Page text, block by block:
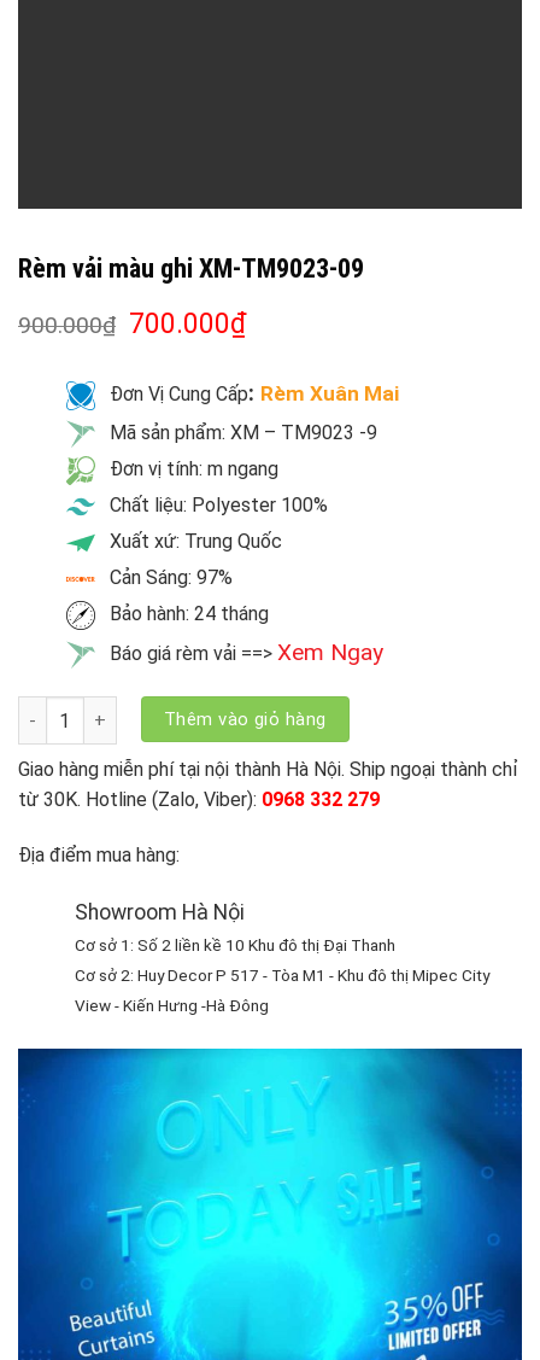
Rèm vải màu ghi XM-TM9023-09
900.000₫ 700.000₫
Đơn Vị Cung Cấp: Rèm Xuân Mai
Mã sản phẩm: XM – TM9023 -9
Đơn vị tính: m ngang
Chất liệu: Polyester 100%
Xuất xứ: Trung Quốc
Cản Sáng: 97%
Bảo hành: 24 tháng
Báo giá rèm vải ==> Xem Ngay
Rèm vải màu ghi XM-TM9023-09 số lượng
Thêm vào giỏ hàng
Giao hàng miễn phí tại nội thành Hà Nội. Ship ngoại thành chỉ
từ 30K. Hotline (Zalo, Viber): 0968 332 279
Địa điểm mua hàng:
Showroom Hà Nội
Cơ sở 1: Số 2 liền kề 10 Khu đô thị Đại Thanh
Cơ sở 2: Huy Decor P 517 - Tòa M1 - Khu đô thị Mipec City
View - Kiến Hưng -Hà Đông